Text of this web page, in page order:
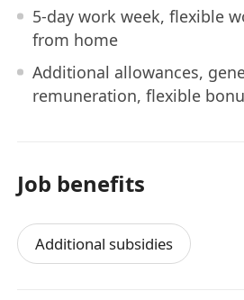
5-day work week, flexible
from home
Additional allowances,
remuneration, flexible
Job benefits
Additional subsidies